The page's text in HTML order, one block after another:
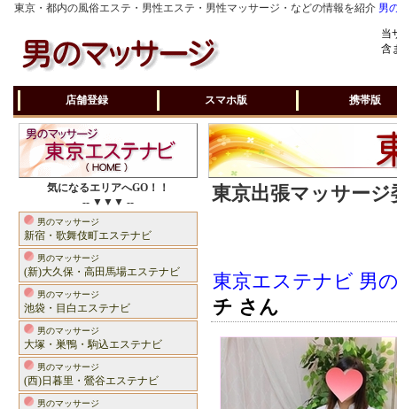
東京・都内の風俗エステ・男性エステ・男性マッサージ・などの情報を紹介 男
当
含
店舗登録 スマホ版 携帯版
気になるエリアへGO！！
-- ▼▼▼ --
男のマッサージ
新宿・歌舞伎町エステナビ
男のマッサージ
(新)大久保・高田馬場エステナビ
男のマッサージ
池袋・目白エステナビ
男のマッサージ
大塚・巣鴨・駒込エステナビ
男のマッサージ
(西)日暮里・鶯谷エステナビ
男のマッサージ
東京出張マッサー
東京エステナビ 男
チ さん